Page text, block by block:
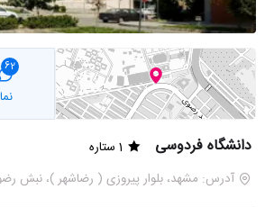
62
دانشگاه فردوسی
1 ستاره
آدرس: مشهد، بلوار پیروزی ( رضاشهر )، نبش